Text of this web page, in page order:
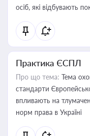
осіб, які відбувають
Практика ЄСПЛ
Про що тема: Тема
стандарти
впливають на
норм права в Україні